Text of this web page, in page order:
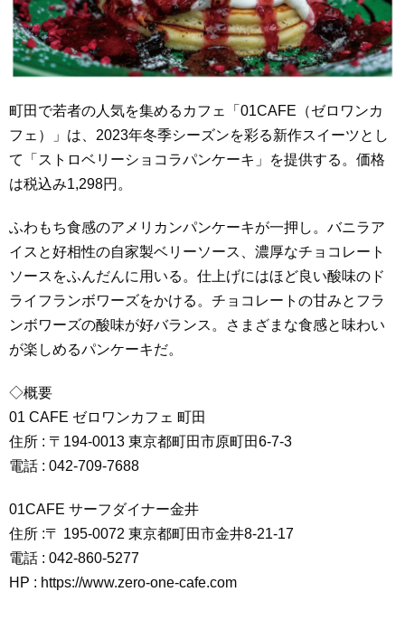
町田で若者の人気を集めるカフェ「01CAFE（ゼロワンカ
フェ）」は、2023年冬季シーズンを彩る新作スイーツとし
て「ストロベリーショコラパンケーキ」を提供する。価格
は税込み1,298円。
ふわもち食感のアメリカンパンケーキが一押し。バニラア
イスと好相性の自家製ベリーソース、濃厚なチョコレート
ソースをふんだんに用いる。仕上げにはほど良い酸味のド
ライフランボワーズをかける。チョコレートの甘みとフラ
ンボワーズの酸味が好バランス。さまざまな食感と味わい
が楽しめるパンケーキだ。
◇概要
01 CAFE ゼロワンカフェ 町田
住所 : 〒194-0013 東京都町田市原町田6-7-3
電話 : 042-709-7688
01CAFE サーフダイナー金井
住所 :〒 195-0072 東京都町田市金井8-21-17
電話 : 042-860-5277
HP : https://www.zero-one-cafe.com